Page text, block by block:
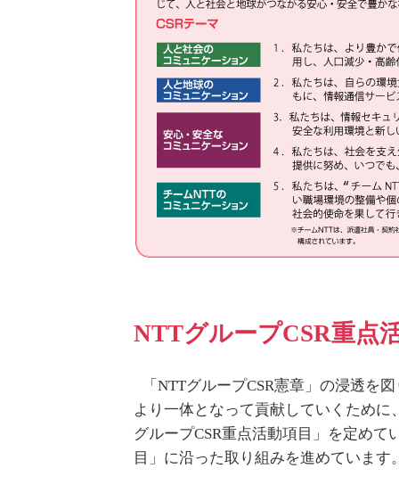
NTTグループCSR重点
「NTTグループCSR憲章」の浸透を
より一体となって貢献していくため
グループCSR重点活動項目」を定めて
目」に沿った取り組みを進めています